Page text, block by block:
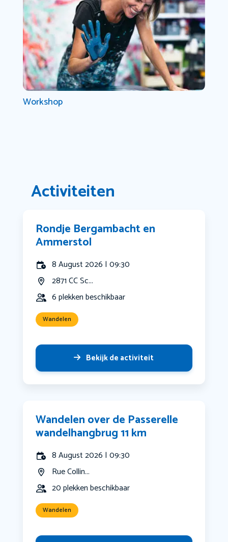
Workshop
Activiteiten
Rondje Bergambacht en
Ammerstol
8 August 2026 | 09:30
2871 CC Sc...
6 plekken beschikbaar
Wandelen
Bekijk de activiteit
Wandelen over de Passerelle
wandelhangbrug 11 km
8 August 2026 | 09:30
Rue Collin...
20 plekken beschikbaar
Wandelen